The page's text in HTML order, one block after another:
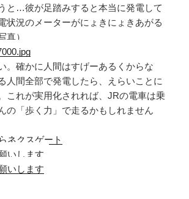
と…彼が足踏みすると本当に発電して
状況のメーターがにょきにょきあがる
真）
。確かに人間はすげーあるくからな
人間全部で発電したら、えらいことに
これが実用化されれば、JRの電車は乗
の「歩く力」で走るかもしれません